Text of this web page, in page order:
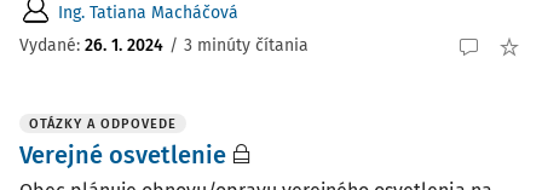
Ing. Tatiana Macháčová
Vydané: 26. 1. 2024 / 3 minúty čítania
OTÁZKY A ODPOVEDE
Verejné osvetlenie